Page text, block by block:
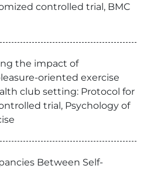
controlled trial, BMC
the impact of
oriented exercise
club setting: Protocol for
trial, Psychology of
Between Self-